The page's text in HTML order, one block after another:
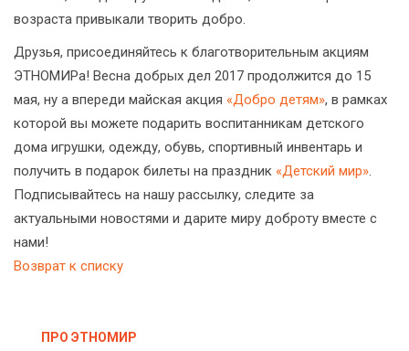
возраста привыкали творить добро.
Друзья, присоединяйтесь к благотворительным акциям
ЭТНОМИРа! Весна добрых дел 2017 продолжится до 15
мая, ну а впереди майская акция «Добро детям», в рамках
которой вы можете подарить воспитанникам детского
дома игрушки, одежду, обувь, спортивный инвентарь и
получить в подарок билеты на праздник «Детский мир».
Подписывайтесь на нашу рассылку, следите за
актуальными новостями и дарите миру доброту вместе с
нами!
Возврат к списку
ПРО ЭТНОМИР